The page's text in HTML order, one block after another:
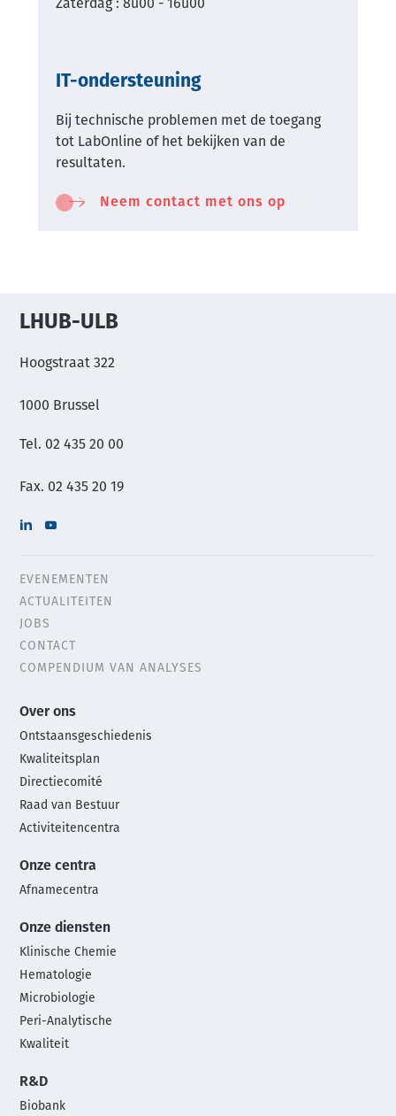
Zaterdag : 8u00 - 16u00
IT-ondersteuning
Bij technische problemen met de toegang
tot LabOnline of het bekijken van de
resultaten.
Neem contact met ons op
LHUB-ULB
Hoogstraat 322
1000 Brussel
Tel. 02 435 20 00
Fax. 02 435 20 19
Header
menu
EVENEMENTEN
ACTUALITEITEN
JOBS
CONTACT
COMPENDIUM VAN ANALYSES
footer
menu
Over ons
Ontstaansgeschiedenis
Kwaliteitsplan
Directiecomité
Raad van Bestuur
Activiteitencentra
Onze centra
Afnamecentra
Onze diensten
Klinische Chemie
Hematologie
Microbiologie
Peri-Analytische
Kwaliteit
R&D
Biobank